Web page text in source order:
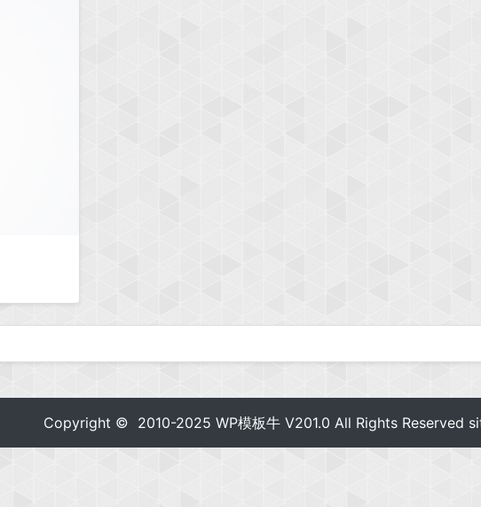
Copyright © 2010-2025 WP模板牛V201.0 All Rights Reserved